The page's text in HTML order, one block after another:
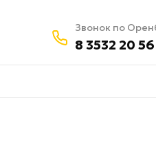
Звонок по
8 3532 20